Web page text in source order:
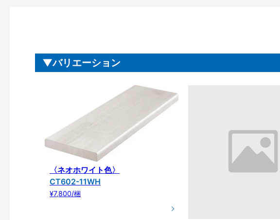
バリエーション
〈ネオホワイト色〉
CT602-11WH
¥7,800/梱